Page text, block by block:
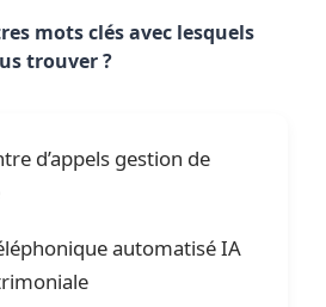
mots clés avec lesquels
trouver ?
d’appels gestion de
automatisé IA